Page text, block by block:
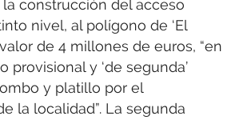
construcción del acceso
nivel, al polígono de ‘El
de 4 millones de euros, “en
provisional y ‘de segunda’
y platillo por el
la localidad”. La segunda